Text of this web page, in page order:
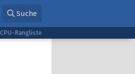
Suche
CPU-Rangliste